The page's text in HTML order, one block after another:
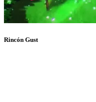
Rincón Gust